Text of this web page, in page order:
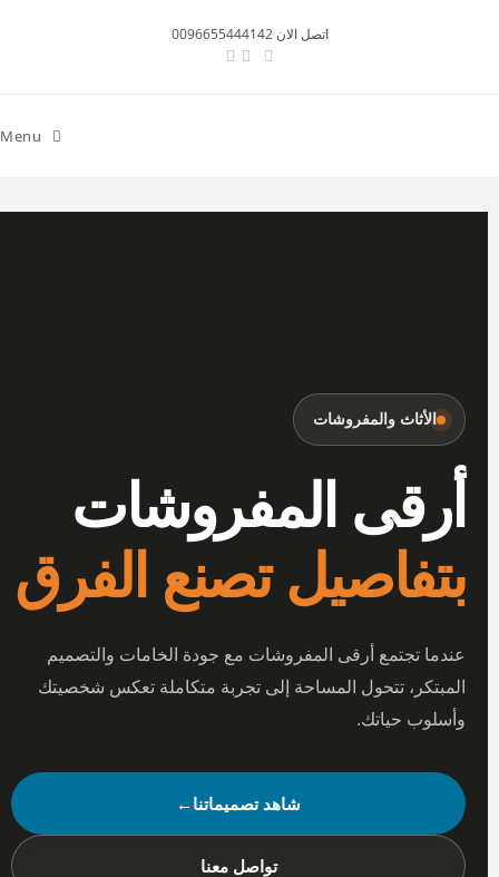
اتصل الان 0096655444142
Menu
الأثاث والمفروشات
أرقى المفروشات
بتفاصيل تصنع الفرق
عندما تجتمع أرقى المفروشات مع جودة الخامات والتصميم
المبتكر، تتحول المساحة إلى تجربة متكاملة تعكس شخصيتك
وأسلوب حياتك.
شاهد تصميماتنا←
تواصل معنا